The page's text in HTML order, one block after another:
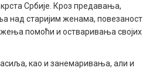
Србије. Кроз предавања,
над старијим женама, повезаност
помоћи и остваривања својих
као и занемаривања, али и